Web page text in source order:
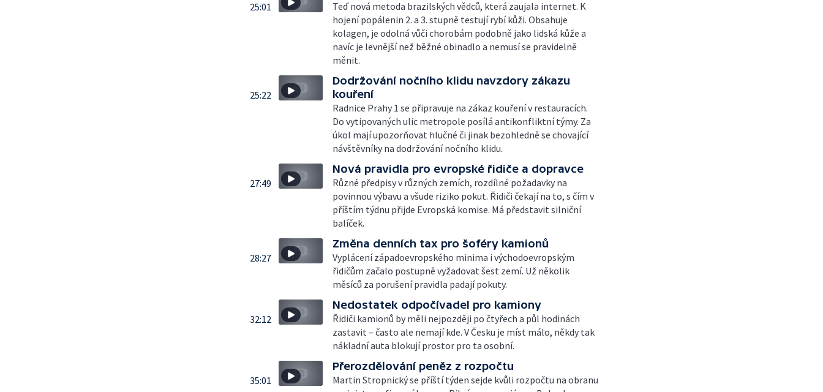
25:01
Teď nová metoda brazilských vědců, která zaujala internet. K
hojení popálenin 2. a 3. stupně testují rybí kůži. Obsahuje
kolagen, je odolná vůči chorobám podobně jako lidská kůže a
navíc je levnější než běžné obinadlo a nemusí se pravidelně
měnit.
25:22
Dodržování nočního klidu navzdory zákazu
kouření
Radnice Prahy 1 se připravuje na zákaz kouření v restauracích.
Do vytipovaných ulic metropole posílá antikonfliktní týmy. Za
úkol mají upozorňovat hlučné či jinak bezohledně se chovající
návštěvníky na dodržování nočního klidu.
27:49
Nová pravidla pro evropské řidiče a dopravce
Různé předpisy v různých zemích, rozdílné požadavky na
povinnou výbavu a všude riziko pokut. Řidiči čekají na to, s čím v
příštím týdnu přijde Evropská komise. Má představit silniční
balíček.
28:27
Změna denních tax pro šoféry kamionů
Vyplácení západoevropského minima i východoevropským
řidičům začalo postupně vyžadovat šest zemí. Už několik
měsíců za porušení pravidla padají pokuty.
32:12
Nedostatek odpočívadel pro kamiony
Řidiči kamionů by měli nejpozději po čtyřech a půl hodinách
zastavit – často ale nemají kde. V Česku je míst málo, někdy tak
nákladní auta blokují prostor pro ta osobní.
35:01
Přerozdělování peněz z rozpočtu
Martin Stropnický se příští týden sejde kvůli rozpočtu na obranu